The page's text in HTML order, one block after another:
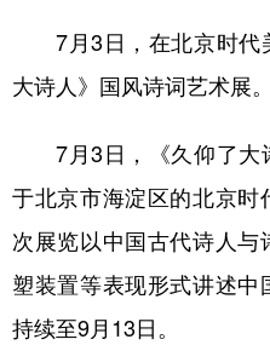
7月3日，在北京时代
大诗人》国风诗词艺术展。
7月3日，《久仰了大
于北京市海淀区的北京
次展览以中国古代诗人
塑装置等表现形式讲述
持续至9月13日。